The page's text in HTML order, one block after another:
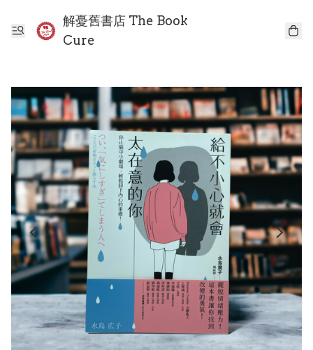
解憂舊書店 The Book
Cure